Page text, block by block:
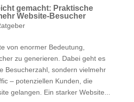
gemacht: Praktische
Website-Besucher
von enormer Bedeutung,
zu generieren. Dabei geht es
Besucherzahl, sondern vielmehr
– potenziellen Kunden, die
gelangen. Ein starker Website...